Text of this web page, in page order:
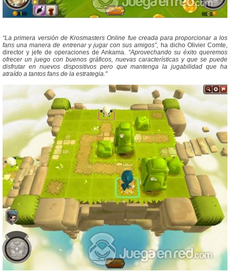
“La primera versión de Krosmasters Online fue creada para proporcionar a los
fans una manera de entrenar y jugar con sus amigos”, ha dicho Olivier Comte,
director y jefe de operaciones de Ankama. “Aprovechando su éxito queremos
ofrecer un juego con buenos gráficos, nuevas características y que se puede
disfrutar en nuevos dispositivos pero que mantenga la jugabilidad que ha
atraído a tantos fans de la estrategia."